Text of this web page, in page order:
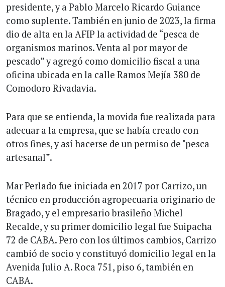
presidente, y a Pablo Marcelo Ricardo Guiance
como suplente. También en junio de 2023, la firma
dio de alta en la AFIP la actividad de “pesca de
organismos marinos. Venta al por mayor de
pescado” y agregó como domicilio fiscal a una
oficina ubicada en la calle Ramos Mejía 380 de
Comodoro Rivadavia.
Para que se entienda, la movida fue realizada para
adecuar a la empresa, que se había creado con
otros fines, y así hacerse de un permiso de "pesca
artesanal”.
Mar Perlado fue iniciada en 2017 por Carrizo, un
técnico en producción agropecuaria originario de
Bragado, y el empresario brasileño Michel
Recalde, y su primer domicilio legal fue Suipacha
72 de CABA. Pero con los últimos cambios, Carrizo
cambió de socio y constituyó domicilio legal en la
Avenida Julio A. Roca 751, piso 6, también en
CABA.